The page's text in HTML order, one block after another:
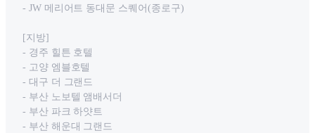
- JW 메리어트 동대문 스퀘어(종로구)
[지방]
- 경주 힐튼 호텔
- 고양 엠블호텔
- 대구 더 그랜드
- 부산 노보텔 앰배서더
- 부산 파크 하얏트
- 부산 해운대 그랜드